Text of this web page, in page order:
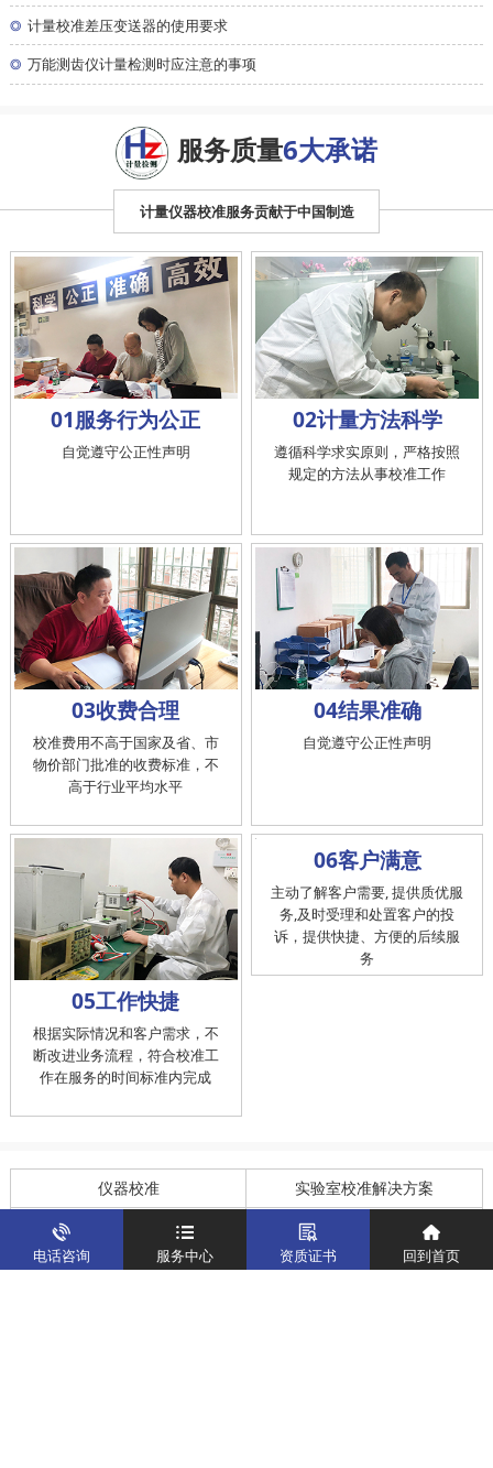
◎ 计量校准差压变送器的使用要求
◎ 万能测齿仪计量检测时应注意的事项
服务质量6大承诺
计量仪器校准服务贡献于中国制造
01服务行为公正
自觉遵守公正性声明
02计量方法科学
遵循科学求实原则，严格按照
规定的方法从事校准工作
03收费合理
校准费用不高于国家及省、市
物价部门批准的收费标准，不
高于行业平均水平
04结果准确
自觉遵守公正性声明
05工作快捷
根据实际情况和客户需求，不
断改进业务流程，符合校准工
作在服务的时间标准内完成
仪器校准 实验室校准解决方案
制造仪器校准解决方案 计量校准实验室
关于我们 新闻资讯
电话咨询 服务中心 资质证书 回到首页